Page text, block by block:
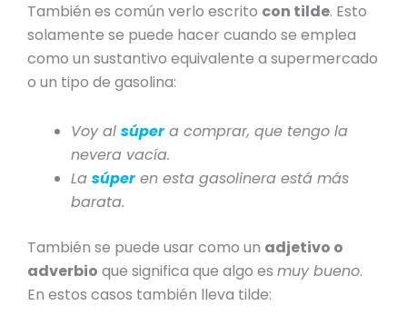
También es común verlo escrito con tilde. Esto
solamente se puede hacer cuando se emplea
como un sustantivo equivalente a supermercado
o un tipo de gasolina:
Voy alsúpera comprar, que tengo la
nevera vacía.
Lasúperen esta gasolinera está más
barata.
También se puede usar como un adjetivo o
adverbio que significa que algo esmuy bueno.
En estos casos también lleva tilde: